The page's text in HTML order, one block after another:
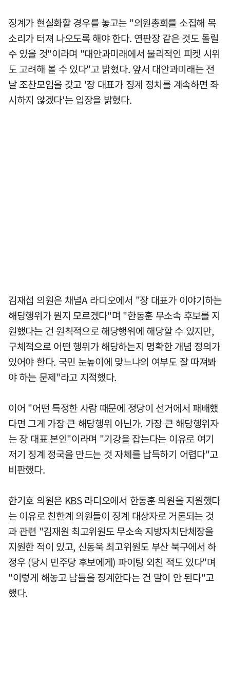
징계가 현실화할 경우를 놓고는 "의원총회를 소집해 목
소리가 터져 나오도록 해야 한다. 연판장 같은 것도 돌릴
수 있을 것"이라며 "대안과미래에서 물리적인 피켓 시위
도 고려해 볼 수 있다"고 밝혔다. 앞서 대안과미래는 전
날 조찬모임을 갖고 '장 대표가 징계 정치를 계속하면 좌
시하지 않겠다'는 입장을 밝혔다.
김재섭 의원은 채널A 라디오에서 "장 대표가 이야기하는
해당행위가 뭔지 모르겠다"며 "한동훈 무소속 후보를 지
원했다는 건 원칙적으로 해당행위에 해당할 수 있지만,
구체적으로 어떤 행위가 해당하는지 명확한 개념 정의가
있어야 한다. 국민 눈높이에 맞느냐의 여부도 잘 따져봐
야 하는 문제"라고 지적했다.
이어 "어떤 특정한 사람 때문에 정당이 선거에서 패배했
다면 그게 가장 큰 해당행위 아닌가. 가장 큰 해당행위자
는 장 대표 본인"이라며 "기강을 잡는다는 이유로 여기
저기 징계 정국을 만드는 것 자체를 납득하기 어렵다"고
비판했다.
한기호 의원은 KBS 라디오에서 한동훈 의원을 지원했다
는 이유로 친한계 의원들이 징계 대상자로 거론되는 것
과 관련 "김재원 최고위원도 무소속 지방자치단체장을
지원한 적이 있고, 신동욱 최고위원도 부산 북구에서 하
정우 (당시 민주당 후보에게) 파이팅 외친 적도 있다"며
"이렇게 해놓고 남들을 징계한다는 건 말이 안 된다"고
했다.